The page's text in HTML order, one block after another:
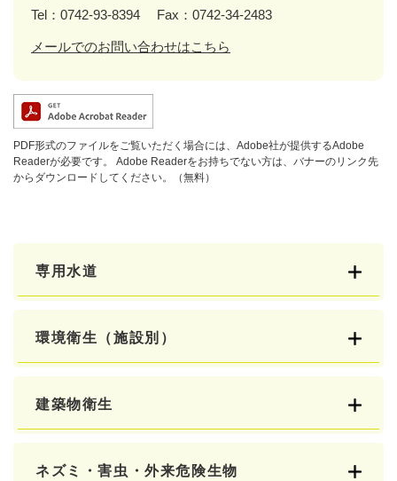
Tel：0742-93-8394
Fax：0742-34-2483
メールでのお問い合わせはこちら
PDF形式のファイルをご覧いただく場合には、Adobe社が提供するAdobe
Readerが必要です。
Adobe Readerをお持ちでない方は、バナーのリンク先
からダウンロードしてください。（無料）
専用水道
環境衛生（施設別）
建築物衛生
ネズミ・害虫・外来危険生物